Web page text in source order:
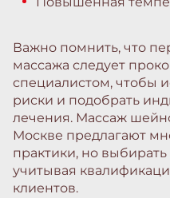
Важно помнить, что
массажа следует
специалистом, чтобы
риски и подобрать
лечения. Массаж
Москве предлагают
практики, но
учитывая
клиентов.